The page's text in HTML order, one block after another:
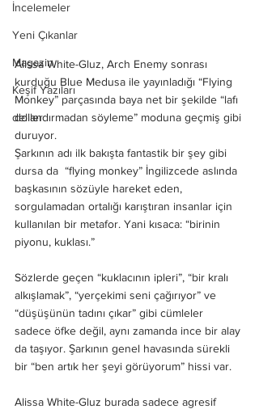
İncelemeler
Yeni Çıkanlar
Magazin
Keşif Yazıları
deliler
Alissa White-Gluz, Arch Enemy sonrası
kurduğu Blue Medusa ile yayınladığı “Flying
Monkey” parçasında baya net bir şekilde “lafı
dolandırmadan söyleme” moduna geçmiş gibi
duruyor.
Şarkının adı ilk bakışta fantastik bir şey gibi
dursa da  “flying monkey” İngilizcede aslında
başkasının sözüyle hareket eden,
sorgulamadan ortalığı karıştıran insanlar için
kullanılan bir metafor. Yani kısaca: “birinin
piyonu, kuklası.”
Sözlerde geçen “kuklacının ipleri”, “bir kralı
alkışlamak”, “yerçekimi seni çağırıyor” ve
“düşüşünün tadını çıkar” gibi cümleler
sadece öfke değil, aynı zamanda ince bir alay
da taşıyor. Şarkının genel havasında sürekli
bir “ben artık her şeyi görüyorum” hissi var.
Alissa White-Gluz burada sadece agresif